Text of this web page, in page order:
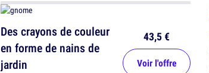
Des crayons de couleur
en forme de nains de
jardin
43,5 €
Voir l'offre